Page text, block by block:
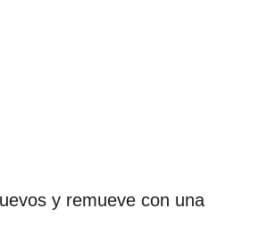
y remueve con una